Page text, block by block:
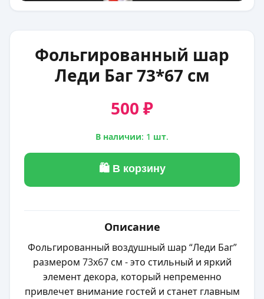
Фольгированный шар
Леди Баг 73*67 см
500 ₽
В наличии: 1 шт.
🛍 В корзину
Описание
Фольгированный воздушный шар “Леди Баг”
размером 73х67 см - это стильный и яркий
элемент декора, который непременно
привлечет внимание гостей и станет главным